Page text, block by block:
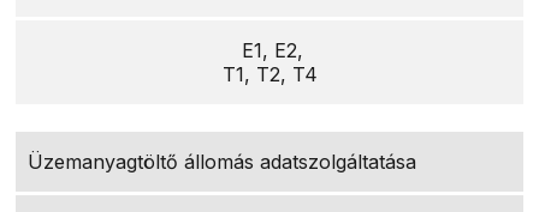
E1, E2,
T1, T2, T4
Üzemanyagtöltő állomás adatszolgáltatása